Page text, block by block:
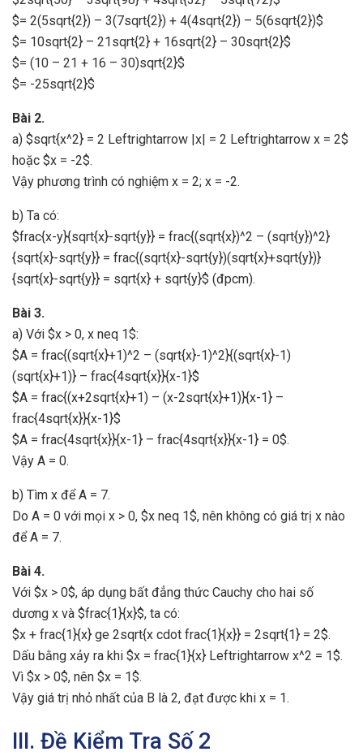
$= 2(5sqrt{2}) – 3(7sqrt{2}) + 4(4sqrt{2}) – 5(6sqrt{2})$
$= 10sqrt{2} – 21sqrt{2} + 16sqrt{2} – 30sqrt{2}$
$= (10 – 21 + 16 – 30)sqrt{2}$
$= -25sqrt{2}$
Bài 2.
a) $sqrt{x^2} = 2 Leftrightarrow |x| = 2 Leftrightarrow x = 2$
hoặc $x = -2$.
Vậy phương trình có nghiệm x = 2; x = -2.
b) Ta có:
$frac{x-y}{sqrt{x}-sqrt{y}} = frac{(sqrt{x})^2 – (sqrt{y})^2}
{sqrt{x}-sqrt{y}} = frac{(sqrt{x}-sqrt{y})(sqrt{x}+sqrt{y})}
{sqrt{x}-sqrt{y}} = sqrt{x} + sqrt{y}$ (đpcm).
Bài 3.
a) Với $x > 0, x neq 1$:
$A = frac{(sqrt{x}+1)^2 – (sqrt{x}-1)^2}{(sqrt{x}-1)
(sqrt{x}+1)} – frac{4sqrt{x}}{x-1}$
$A = frac{(x+2sqrt{x}+1) – (x-2sqrt{x}+1)}{x-1} –
frac{4sqrt{x}}{x-1}$
$A = frac{4sqrt{x}}{x-1} – frac{4sqrt{x}}{x-1} = 0$.
Vậy A = 0.
b) Tìm x để A = 7.
Do A = 0 với mọi x > 0, $x neq 1$, nên không có giá trị x nào
để A = 7.
Bài 4.
Với $x > 0$, áp dụng bất đẳng thức Cauchy cho hai số
dương x và $frac{1}{x}$, ta có:
$x + frac{1}{x} ge 2sqrt{x cdot frac{1}{x}} = 2sqrt{1} = 2$.
Dấu bằng xảy ra khi $x = frac{1}{x} Leftrightarrow x^2 = 1$.
Vì $x > 0$, nên $x = 1$.
Vậy giá trị nhỏ nhất của B là 2, đạt được khi x = 1.
III. Đề Kiểm Tra Số 2